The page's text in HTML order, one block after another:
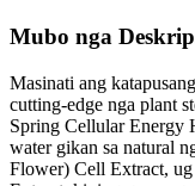
Mubo nga
Masinati ang
cutting-edge nga plant
Spring Cellular Energy
water‌ gikan sa natural
Flower) Cell Extract‌,